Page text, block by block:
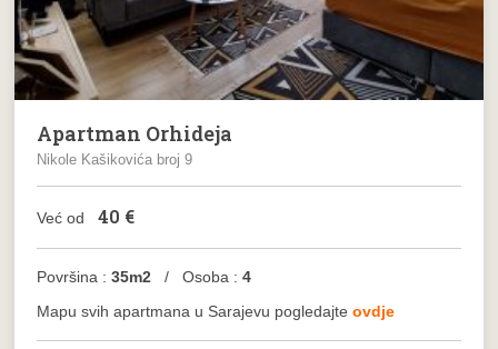
Apartman Orhideja
Nikole Kašikovića broj 9
Već od 40 €
Površina :35m2 / Osoba :4
Mapu svih apartmana u Sarajevu pogledajteovdje